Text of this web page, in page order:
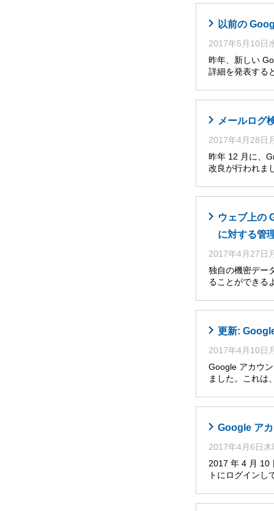
以前の
2017年5月10日
昨年、新しい
詳細を発表する
メールログ
2017年4月28日
昨年 12 月に、
改良が行われま
ウェブ上の
に対する管
2017年4月27日
独自の機密デー
ることができる
更新:
2017年4月10日
Google アカウ
ました。これは
Google ア
2017年4月6日木
2017 年 4 月 10
トにログイン